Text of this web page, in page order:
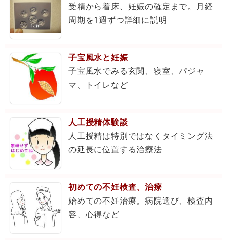
受精から着床、妊娠の確定まで。月経
周期を1週ずつ詳細に説明
子宝風水と妊娠
子宝風水でみる玄関、寝室、パジャ
マ、トイレなど
人工授精体験談
人工授精は特別ではなくタイミング法
の延長に位置する治療法
初めての不妊検査、治療
始めての不妊治療。病院選び、検査内
容、心得など